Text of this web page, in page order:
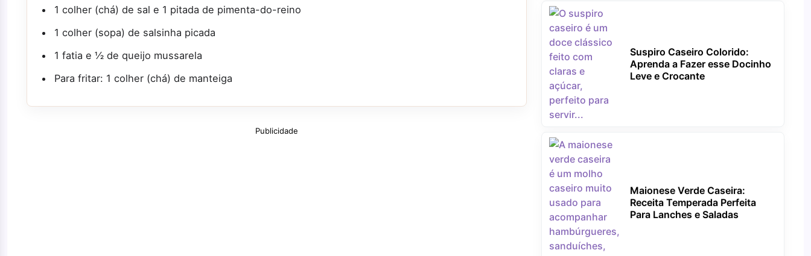
1 colher (chá) de sal e 1 pitada de pimenta-do-reino
1 colher (sopa) de salsinha picada
1 fatia e ½ de queijo mussarela
Para fritar: 1 colher (chá) de manteiga
Publicidade
Suspiro Caseiro Colorido:
Aprenda a Fazer esse Docinho
Leve e Crocante
Maionese Verde Caseira:
Receita Temperada Perfeita
Para Lanches e Saladas